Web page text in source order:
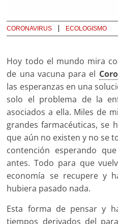
CORONAVIRUS ECOLOGISMO
Hoy todo el mundo mira
de una vacuna para el
las esperanzas en una
solo el problema de la
asociados a ella. Miles de
grandes farmacéuticas, se
que aún no existen y no se
contención esperando
antes. Todo para que
economía se recupere y
hubiera pasado nada.
Esta forma de pensar y
tiempos derivados del